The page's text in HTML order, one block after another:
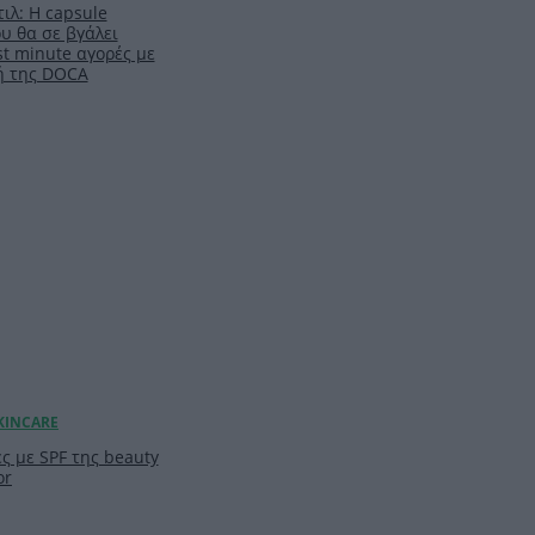
Η capsule
θα σε βγάλει
minute αγορές με
DOCA
με SPF της beauty